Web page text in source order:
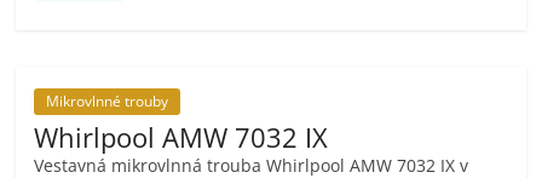
Mikrovlnné trouby
Whirlpool AMW 7032 IX
Vestavná mikrovlnná trouba Whirlpool AMW 7032 IX v